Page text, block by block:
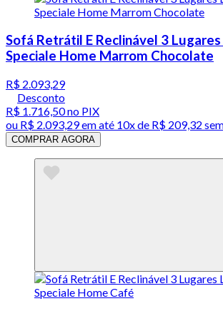
Sofá Retrátil E Reclinável 3
Speciale Home Marrom Chocolate
R$ 2.093,29
Desconto
R$ 1.716,50no PIX
ou R$ 2.093,29em até 10x de R$ 209,32
COMPRAR AGORA